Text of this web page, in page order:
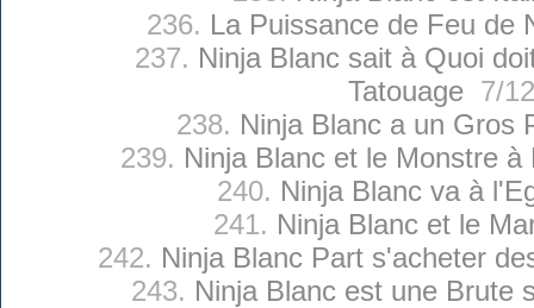
236. La Puissance de Feu de
237. Ninja Blanc sait à Quoi
Tatouage 7/
238. Ninja Blanc a un Gros
239. Ninja Blanc et le Monstre à
240. Ninja Blanc va à
241. Ninja Blanc et le
242. Ninja Blanc Part s'acheter
243. Ninja Blanc est une Brute